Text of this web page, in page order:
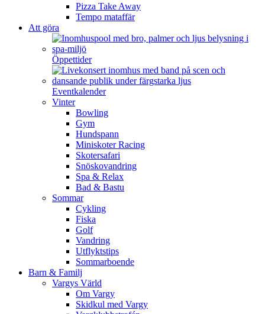
Pizza Take Away
Tempo mataffär
Att göra
Öppettider
Eventkalender
Vinter
Bowling
Gym
Hundspann
Miniskoter Racing
Skotersafari
Snöskovandring
Spa & Relax
Bad & Bastu
Sommar
Cykling
Fiska
Golf
Vandring
Utflyktstips
Sommarboende
Barn & Familj
Vargys Värld
Om Vargy
Skidkul med Vargy